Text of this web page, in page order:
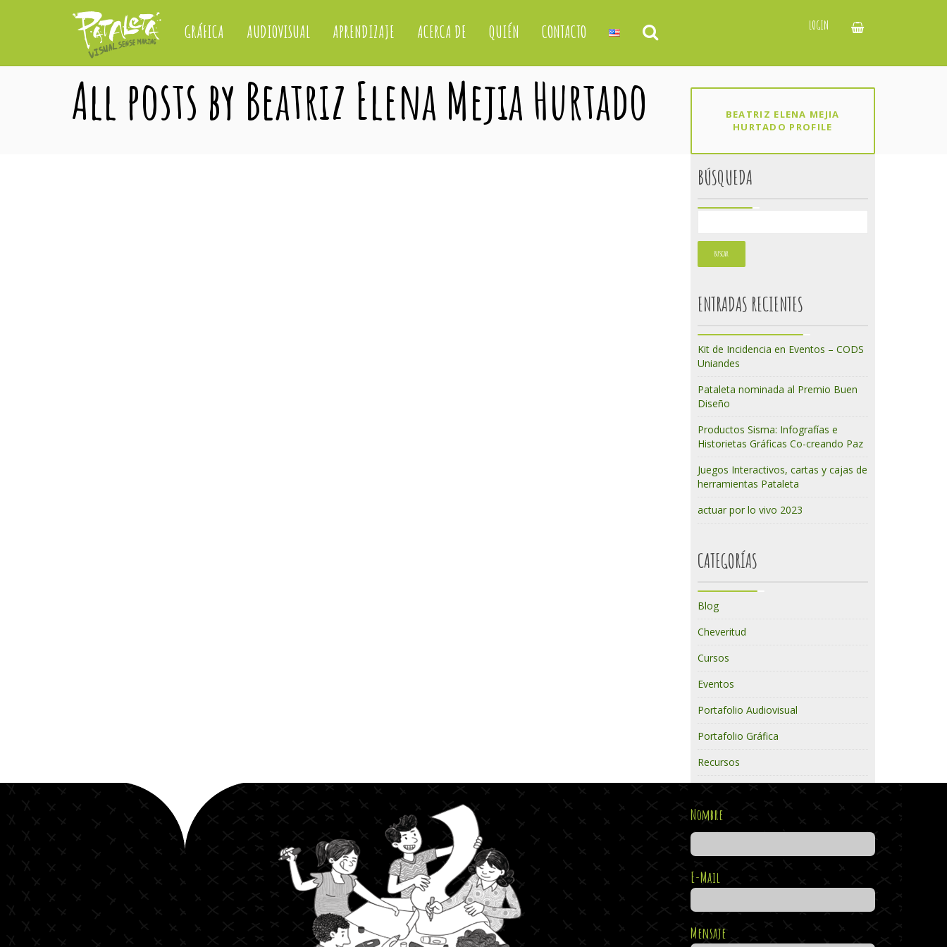
GRÁFICA AUDIOVISUAL APRENDIZAJE ACERCA DE QUIÉN CONTACTO LOGIN
All posts by Beatriz Elena Mejia Hurtado
BEATRIZ ELENA MEJIA
HURTADO PROFILE
BÚSQUEDA
ENTRADAS RECIENTES
Kit de Incidencia en Eventos – CODS
Uniandes
Pataleta nominada al Premio Buen
Diseño
Productos Sisma: Infografías e
Historietas Gráficas Co-creando Paz
Juegos Interactivos, cartas y cajas de
herramientas Pataleta
actuar por lo vivo 2023
CATEGORÍAS
Blog
Cheveritud
Cursos
Eventos
Portafolio Audiovisual
Portafolio Gráfica
Recursos
Nombre
E-Mail
Mensaje